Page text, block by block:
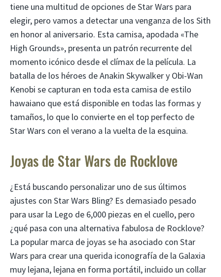
tiene una multitud de opciones de Star Wars para
elegir, pero vamos a detectar una venganza de los Sith
en honor al aniversario. Esta camisa, apodada «The
High Grounds», presenta un patrón recurrente del
momento icónico desde el clímax de la película. La
batalla de los héroes de Anakin Skywalker y Obi-Wan
Kenobi se capturan en toda esta camisa de estilo
hawaiano que está disponible en todas las formas y
tamaños, lo que lo convierte en el top perfecto de
Star Wars con el verano a la vuelta de la esquina.
Joyas de Star Wars de Rocklove
¿Está buscando personalizar uno de sus últimos
ajustes con Star Wars Bling? Es demasiado pesado
para usar la Lego de 6,000 piezas en el cuello, pero
¿qué pasa con una alternativa fabulosa de Rocklove?
La popular marca de joyas se ha asociado con Star
Wars para crear una querida iconografía de la Galaxia
muy lejana, lejana en forma portátil, incluido un collar